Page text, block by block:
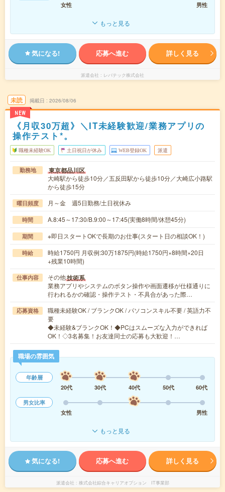
女性
男性
もっと見る
気になる! 応募へ進む 詳しく見る
派遣会社 レバテック株式会社
未読
NEW
掲載日 2026/08/06
《月収30万超》＼IT未経験歓迎/業務アプリの
操作テスト*。
職種未経験OK 土日祝日が休み WEB登録OK 派遣
勤務地 東京都品川区
大崎駅から徒歩10分／五反田駅から徒歩10分／大崎広小路駅
から徒歩15分
曜日頻度 月～金 週5日勤務/土日祝休み
時間 A.8:45～17:30/B.9:00～17:45(実働8時間/休憩45分)
期間 ※即日スタートOKで長期のお仕事(スタート日の相談OK！)
時給
時給1750円 月収例:30万1875円(時給1750円×8時間×20日
+残業10時間)
仕事内容 その他技術系
業務アプリやシステムのボタン操作や画面遷移が仕様通りに
行われるかの確認・操作テスト・不具合があった際…
応募資格
職種未経験OK / ブランクOK / パソコンスキル不要 / 英語力不
要
◆未経験&ブランクOK！◆PCはスムーズな入力ができれば
OK！◇3名募集！お友達同士の応募も大歓迎！…
職場の雰囲気
年齢層
20代
30代 40代 50代
60代
男女比率
女性
男性
もっと見る
気になる! 応募へ進む 詳しく見る
派遣会社 株式会社綜合キャリアオプション IT事業部